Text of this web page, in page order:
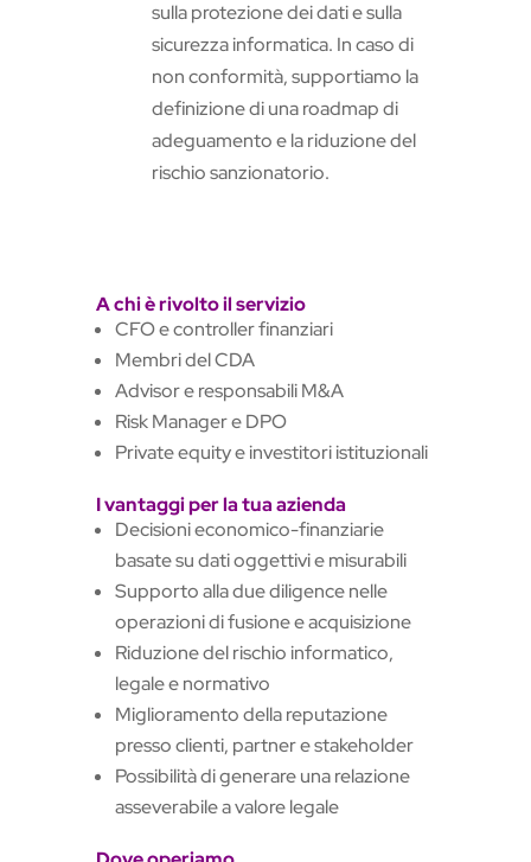
sulla protezione dei dati e sulla
sicurezza informatica. In caso di
non conformità, supportiamo la
definizione di una roadmap di
adeguamento e la riduzione del
rischio sanzionatorio.
A chi è rivolto il servizio
CFO e controller finanziari
Membri del CDA
Advisor e responsabili M&A
Risk Manager e DPO
Private equity e investitori istituzionali
I vantaggi per la tua azienda
Decisioni economico-finanziarie
basate su dati oggettivi e misurabili
Supporto alla due diligence nelle
operazioni di fusione e acquisizione
Riduzione del rischio informatico,
legale e normativo
Miglioramento della reputazione
presso clienti, partner e stakeholder
Possibilità di generare una relazione
asseverabile a valore legale